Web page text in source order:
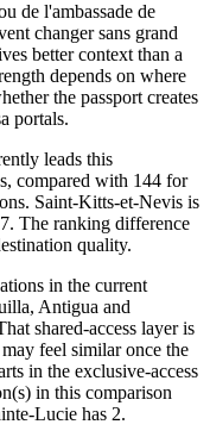
de l'ambassade de
changer sans grand
better context than a
depends on where
the passport creates
portals.
leads this
compared with 144 for
Saint-Kitts-et-Nevis is
The ranking difference
quality.
in the current
Antigua and
shared-access layer is
feel similar once the
in the exclusive-access
in this comparison
Lucie has 2.